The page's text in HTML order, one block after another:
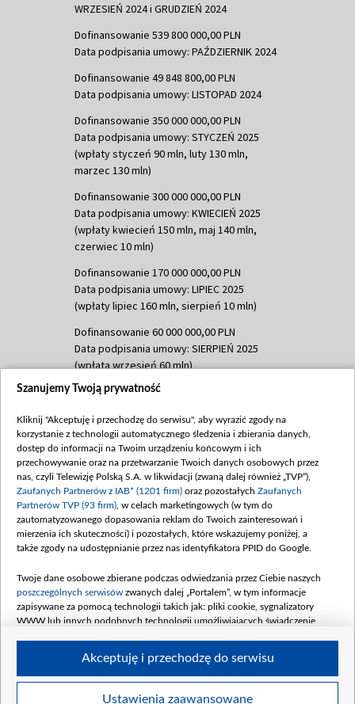
WRZESIEŃ 2024 i GRUDZIEŃ 2024
Dofinansowanie 539 800 000,00 PLN
Data podpisania umowy: PAŹDZIERNIK 2024
Dofinansowanie 49 848 800,00 PLN
Data podpisania umowy: LISTOPAD 2024
Dofinansowanie 350 000 000,00 PLN
Data podpisania umowy: STYCZEŃ 2025
(wpłaty styczeń 90 mln, luty 130 mln,
marzec 130 mln)
Dofinansowanie 300 000 000,00 PLN
Data podpisania umowy: KWIECIEŃ 2025
(wpłaty kwiecień 150 mln, maj 140 mln,
czerwiec 10 mln)
Dofinansowanie 170 000 000,00 PLN
Data podpisania umowy: LIPIEC 2025
(wpłaty lipiec 160 mln, sierpień 10 mln)
Dofinansowanie 60 000 000,00 PLN
Data podpisania umowy: SIERPIEŃ 2025
(wpłata wrzesień 60 mln)
Dofinansowanie 635 783 051,21 PLN
(wpłata wrzesień 100 mln, październik 350
mln, listopad 265 mln)
Dofinansowanie 48 862 000,00 PLN
Data podpisania umowy: GRUDZIEŃ 2025
(wpłata grudzień 60,548 mln)
Dofinansowanie 900 000 000,00 PLN
Data podpisania umowy: LUTY 2026 (wpłata
kwiecień 180 mln, 7 maja 180 mln, 8
czerwca 90 mln)
Dofinansowanie 250 000 000,00 PLN
4 sierpnia 250 mln
Szanujemy Twoją prywatność
Kliknij "Akceptuję i przechodzę do serwisu", aby wyrazić zgody na
korzystanie z technologii automatycznego śledzenia i zbierania danych,
dostęp do informacji na Twoim urządzeniu końcowym i ich
przechowywanie oraz na przetwarzanie Twoich danych osobowych przez
nas, czyli Telewizję Polską S.A. w likwidacji (zwaną dalej również „TVP”),
Zaufanych Partnerów z IAB* (1201 firm) oraz pozostałych Zaufanych
Partnerów TVP (93 firm) , w celach marketingowych (w tym do
zautomatyzowanego dopasowania reklam do Twoich zainteresowań i
mierzenia ich skuteczności) i pozostałych, które wskazujemy poniżej, a
także zgody na udostępnianie przez nas identyfikatora PPID do Google.
Twoje dane osobowe zbierane podczas odwiedzania przez Ciebie naszych
poszczególnych serwisów zwanych dalej „Portalem”, w tym informacje
zapisywane za pomocą technologii takich jak: pliki cookie, sygnalizatory
WWW lub innych podobnych technologii umożliwiających świadczenie
Twoje dane osobowe zbierane podczas odwiedzania przez Ciebie
Ustawienia zaawansowane
Akceptuję i przechodzę do serwisu